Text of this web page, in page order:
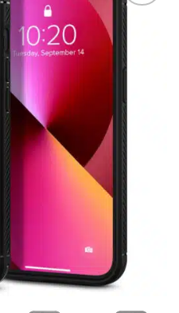
Adicionar
aos meus
desejos